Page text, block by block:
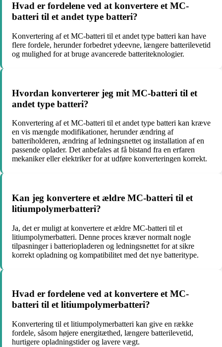
Hvad er fordelene ved at konvertere et MC-
batteri til et andet type batteri?
Konvertering af et MC-batteri til et andet type batteri kan have
flere fordele, herunder forbedret ydeevne, længere batterilevetid
og mulighed for at bruge avancerede batteriteknologier.
Hvordan konverterer jeg mit MC-batteri til et
andet type batteri?
Konvertering af et MC-batteri til et andet type batteri kan kræve
en vis mængde modifikationer, herunder ændring af
batteriholderen, ændring af ledningsnettet og installation af en
passende oplader. Det anbefales at få bistand fra en erfaren
mekaniker eller elektriker for at udføre konverteringen korrekt.
Kan jeg konvertere et ældre MC-batteri til et
litiumpolymerbatteri?
Ja, det er muligt at konvertere et ældre MC-batteri til et
litiumpolymerbatteri. Denne proces kræver normalt nogle
tilpasninger i batteriopladeren og ledningsnettet for at sikre
korrekt opladning og kompatibilitet med det nye batteritype.
Hvad er fordelene ved at konvertere et MC-
batteri til et litiumpolymerbatteri?
Konvertering til et litiumpolymerbatteri kan give en række
fordele, såsom højere energitæthed, længere batterilevetid,
hurtigere opladningstider og lavere vægt.